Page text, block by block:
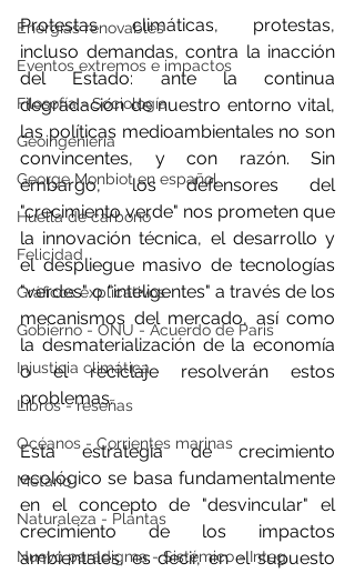
Energías renovables
Eventos extremos e impactos
Filosofía - Sociología
Geoingeniería
George Monbiot en español
Huella de carbono
Felicidad
Gráficos explicativos
Gobierno - ONU - Acuerdo de Paris
Injusticia climática
Libros - reseñas
Océanos - Corrientes marinas
Metano
Naturaleza - Plantas
Nuevo paradigma - Sistémico - Integ
Protestas climáticas, protestas,
incluso demandas, contra la inacción
del Estado: ante la continua
degradación de nuestro entorno vital,
las políticas medioambientales no son
convincentes, y con razón. Sin
embargo, los defensores del
"crecimiento verde" nos prometen que
la innovación técnica, el desarrollo y
el despliegue masivo de tecnologías
"verdes" o "inteligentes" a través de los
mecanismos del mercado, así como
la desmaterialización de la economía
o el reciclaje resolverán estos
problemas.
Esta estrategia de crecimiento
ecológico se basa fundamentalmente
en el concepto de "desvincular" el
crecimiento de los impactos
ambientales, es decir, en el supuesto